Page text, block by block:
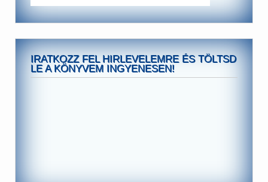
IRATKOZZ FEL HIRLEVELEMRE ÉS TÖLTSD
LE A KÖNYVEM INGYENESEN!